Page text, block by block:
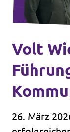
Volt
26. März